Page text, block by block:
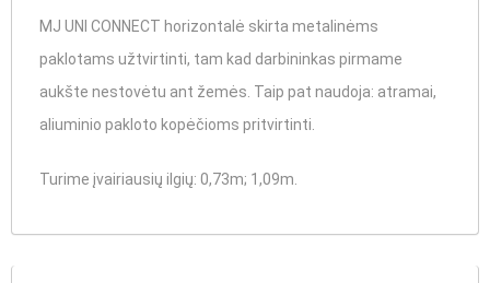
MJ UNI CONNECT horizontalė skirta metalinėms
paklotams užtvirtinti, tam kad darbininkas pirmame
aukšte nestovėtu ant žemės. Taip pat naudoja: atramai,
aliuminio pakloto kopėčioms pritvirtinti.
Turime įvairiausių ilgių: 0,73m; 1,09m.